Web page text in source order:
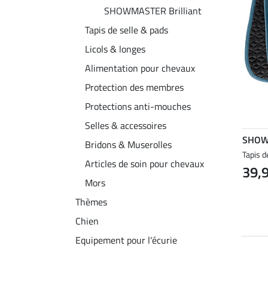
SHOWMASTER Brilliant
Tapis de selle & pads
Licols & longes
Alimentation pour chevaux
Protection des membres
Protections anti-mouches
Selles & accessoires
Bridons & Muserolles
Articles de soin pour chevaux
Mors
Thèmes
Chien
Equipement pour l'écurie
Tapis